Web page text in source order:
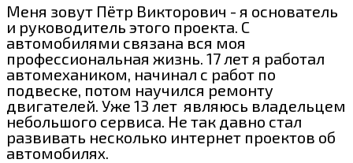
Меня зовут Пётр Викторович - я основатель
и руководитель этого проекта. С
автомобилями связана вся моя
профессиональная жизнь. 17 лет я работал
автомехаником, начинал с работ по
подвеске, потом научился ремонту
двигателей. Уже 13 лет являюсь владельцем
небольшого сервиса. Не так давно стал
развивать несколько интернет проектов об
автомобилях.